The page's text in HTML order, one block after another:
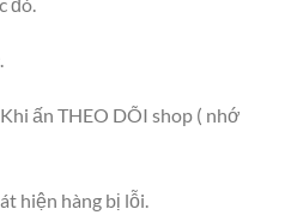
đó.
ấn THEO DÕI shop ( nhớ
hiện hàng bị lỗi.